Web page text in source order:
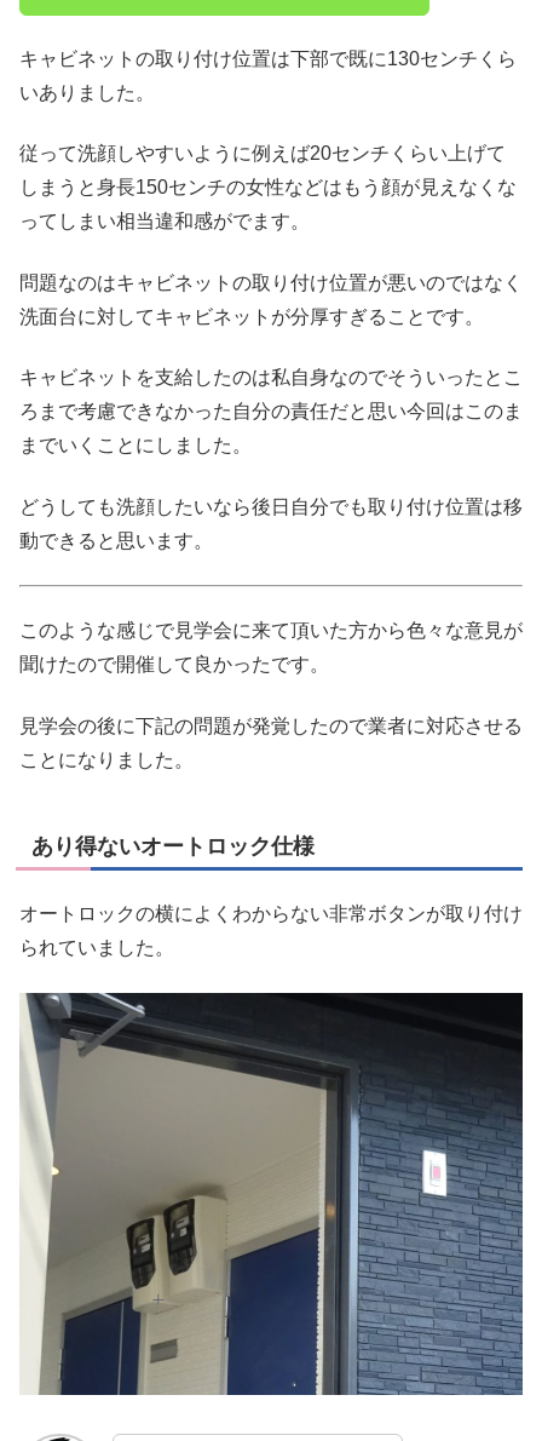
キャビネットの取り付け位置は下部で既に130センチくら
いありました。
従って洗顔しやすいように例えば20センチくらい上げて
しまうと身長150センチの女性などはもう顔が見えなくな
ってしまい相当違和感がでます。
問題なのはキャビネットの取り付け位置が悪いのではなく
洗面台に対してキャビネットが分厚すぎることです。
キャビネットを支給したのは私自身なのでそういったとこ
ろまで考慮できなかった自分の責任だと思い今回はこのま
までいくことにしました。
どうしても洗顔したいなら後日自分でも取り付け位置は移
動できると思います。
このような感じで見学会に来て頂いた方から色々な意見が
聞けたので開催して良かったです。
見学会の後に下記の問題が発覚したので業者に対応させる
ことになりました。
あり得ないオートロック仕様
オートロックの横によくわからない非常ボタンが取り付け
られていました。